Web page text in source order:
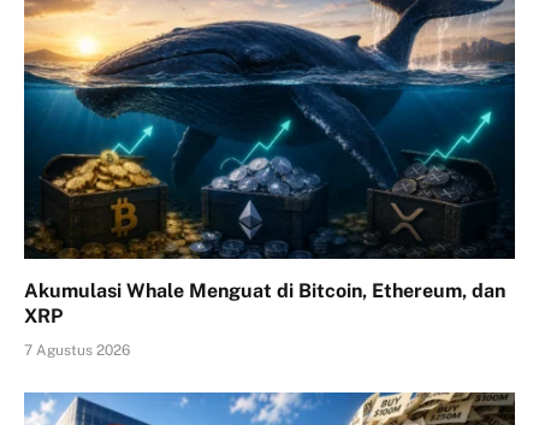
Akumulasi Whale Menguat di Bitcoin, Ethereum, dan
XRP
7 Agustus 2026